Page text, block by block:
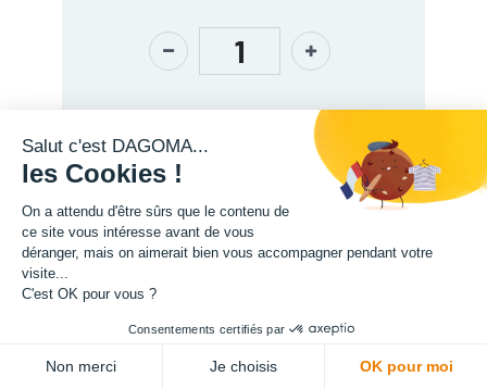
Couleurs du support d'accroche:gris
Specification
Salut c'est DAGOMA...
les Cookies !
On a attendu d'être sûrs que le contenu de
ce site vous intéresse avant de vous
déranger, mais on aimerait bien vous accompagner pendant votre
visite...
C'est OK pour vous ?
Consentements certifiés par
Non merci Je choisis OK pour moi